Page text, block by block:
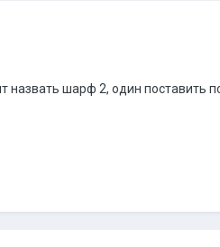
шарф 2, один поставить